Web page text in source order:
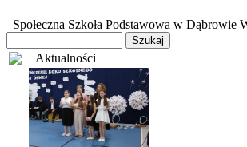
Społeczna Szkoła Podstawowa w Dąbrowie
Aktualności